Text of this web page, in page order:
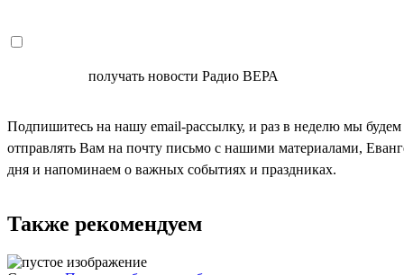
получать новости Радио ВЕРА
Подпишитесь на нашу email-рассылку, и раз в неделю мы будем
отправлять Вам на почту письмо с нашими материалами,
дня и напоминаем о важных событиях и праздниках.
Также рекомендуем